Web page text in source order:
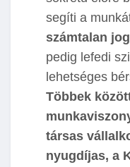
segíti a
számtalan
pedig lefedi
lehetséges
Többek
társas
nyugdíjas, a